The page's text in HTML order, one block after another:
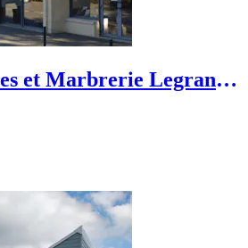
et Marbrerie Legrand -